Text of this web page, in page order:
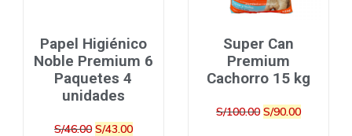
Papel Higiénico
Noble Premium 6
Paquetes 4
unidades
S/46.00 S/43.00
Super Can
Premium
Cachorro 15 kg
S/100.00 S/90.00